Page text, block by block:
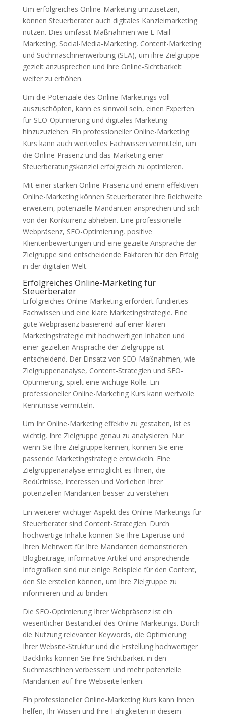
Um erfolgreiches Online-Marketing umzusetzen,
können Steuerberater auch digitales Kanzleimarketing
nutzen. Dies umfasst Maßnahmen wie E-Mail-
Marketing, Social-Media-Marketing, Content-Marketing
und Suchmaschinenwerbung (SEA), um ihre Zielgruppe
gezielt anzusprechen und ihre Online-Sichtbarkeit
weiter zu erhöhen.
Um die Potenziale des Online-Marketings voll
auszuschöpfen, kann es sinnvoll sein, einen Experten
für SEO-Optimierung und digitales Marketing
hinzuzuziehen. Ein professioneller Online-Marketing
Kurs kann auch wertvolles Fachwissen vermitteln, um
die Online-Präsenz und das Marketing einer
Steuerberatungskanzlei erfolgreich zu optimieren.
Mit einer starken Online-Präsenz und einem effektiven
Online-Marketing können Steuerberater ihre Reichweite
erweitern, potenzielle Mandanten ansprechen und sich
von der Konkurrenz abheben. Eine professionelle
Webpräsenz, SEO-Optimierung, positive
Klientenbewertungen und eine gezielte Ansprache der
Zielgruppe sind entscheidende Faktoren für den Erfolg
in der digitalen Welt.
Erfolgreiches Online-Marketing für
Steuerberater
Erfolgreiches Online-Marketing erfordert fundiertes
Fachwissen und eine klare Marketingstrategie. Eine
gute Webpräsenz basierend auf einer klaren
Marketingstrategie mit hochwertigen Inhalten und
einer gezielten Ansprache der Zielgruppe ist
entscheidend. Der Einsatz von SEO-Maßnahmen, wie
Zielgruppenanalyse, Content-Strategien und SEO-
Optimierung, spielt eine wichtige Rolle. Ein
professioneller Online-Marketing Kurs kann wertvolle
Kenntnisse vermitteln.
Um Ihr Online-Marketing effektiv zu gestalten, ist es
wichtig, Ihre Zielgruppe genau zu analysieren. Nur
wenn Sie Ihre Zielgruppe kennen, können Sie eine
passende Marketingstrategie entwickeln. Eine
Zielgruppenanalyse ermöglicht es Ihnen, die
Bedürfnisse, Interessen und Vorlieben Ihrer
potenziellen Mandanten besser zu verstehen.
Ein weiterer wichtiger Aspekt des Online-Marketings für
Steuerberater sind Content-Strategien. Durch
hochwertige Inhalte können Sie Ihre Expertise und
Ihren Mehrwert für Ihre Mandanten demonstrieren.
Blogbeiträge, informative Artikel und ansprechende
Infografiken sind nur einige Beispiele für den Content,
den Sie erstellen können, um Ihre Zielgruppe zu
informieren und zu binden.
Die SEO-Optimierung Ihrer Webpräsenz ist ein
wesentlicher Bestandteil des Online-Marketings. Durch
die Nutzung relevanter Keywords, die Optimierung
Ihrer Website-Struktur und die Erstellung hochwertiger
Backlinks können Sie Ihre Sichtbarkeit in den
Suchmaschinen verbessern und mehr potenzielle
Mandanten auf Ihre Webseite lenken.
Ein professioneller Online-Marketing Kurs kann Ihnen
helfen, Ihr Wissen und Ihre Fähigkeiten in diesem